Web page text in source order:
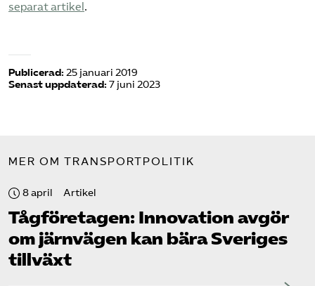
separat artikel .
Publicerad: 25 januari 2019
Senast uppdaterad: 7 juni 2023
MER OM TRANSPORTPOLITIK
8 april Artikel
Tåg­företagen: Innovation avgör
om järnvägen kan bära Sveriges
tillväxt